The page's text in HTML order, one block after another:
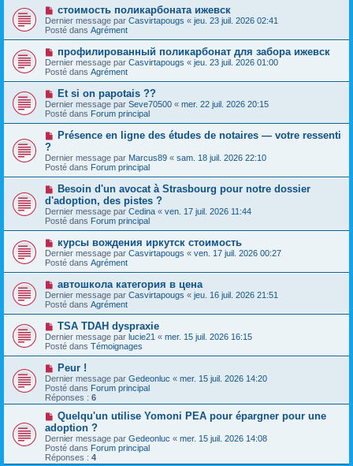
s
a
g
e
a
u
m
e
s
s
a
g
e
N
o
u
v
a
u
m
e
s
a
g
e
стоимость поликарбоната ижевск
Dernier message par Casvirtapougs « jeu. 23 juil. 2026 02:41
Posté dans Agrément
N
o
u
v
e
a
u
m
e
g
e
профилированный поликарбонат для забора ижевск
Dernier message par Casvirtapougs « jeu. 23 juil. 2026 01:00
Posté dans Agrément
N
o
u
v
e
a
m
e
s
s
a
g
e
Et si on papotais ??
Dernier message par Seve70500 « mer. 22 juil. 2026 20:15
Posté dans Forum principal
N
v
e
a
m
e
s
g
e
Présence en ligne des études de notaires — votre ressenti
?
Dernier message par Marcus89 « sam. 18 juil. 2026 22:10
Posté dans Forum principal
N
u
v
e
a
u
m
e
s
s
a
g
e
Besoin d'un avocat à Strasbourg pour notre dossier
d'adoption, des pistes ?
Dernier message par Cedina « ven. 17 juil. 2026 11:44
Posté dans Forum principal
N
o
u
v
a
u
m
e
s
s
a
g
e
курсы вождения иркутск стоимость
Dernier message par Casvirtapougs « ven. 17 juil. 2026 00:27
Posté dans Agrément
N
o
u
v
e
u
m
e
s
a
g
e
автошкола категория в цена
Dernier message par Casvirtapougs « jeu. 16 juil. 2026 21:51
Posté dans Agrément
N
o
u
v
e
a
u
m
e
s
a
g
e
TSA TDAH dyspraxie
Dernier message par lucie21 « mer. 15 juil. 2026 16:15
Posté dans Témoignages
N
o
u
v
e
a
u
m
e
s
s
Peur !
Dernier message par Gedeonluc « mer. 15 juil. 2026 14:20
Posté dans Forum principal
Réponses : 6
N
o
u
v
e
a
Quelqu'un utilise Yomoni PEA pour épargner pour une
adoption ?
Dernier message par Gedeonluc « mer. 15 juil. 2026 14:08
Posté dans Forum principal
Réponses : 4